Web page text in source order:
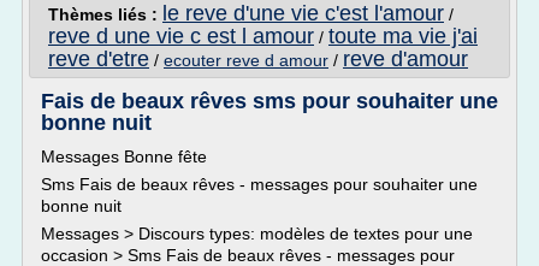
Thèmes liés : le reve d'une vie c'est l'amour /
reve d une vie c est l amour / toute ma vie j'ai
reve d'etre / ecouter reve d amour / reve d'amour
Fais de beaux rêves sms pour souhaiter une
bonne nuit
Messages Bonne fête
Sms Fais de beaux rêves - messages pour souhaiter une
bonne nuit
Messages > Discours types: modèles de textes pour une
occasion > Sms Fais de beaux rêves - messages pour